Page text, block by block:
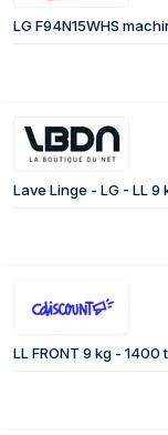
Lave Linge - LG - LL 9